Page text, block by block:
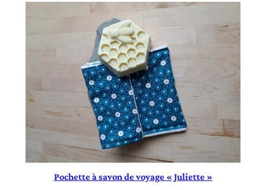
Pochette à savon de voyage « Juliette »